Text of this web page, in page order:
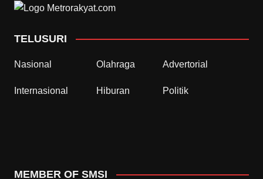
TELUSURI
Nasional Olahraga Advertorial
Internasional Hiburan Politik
MEMBER OF SMSI